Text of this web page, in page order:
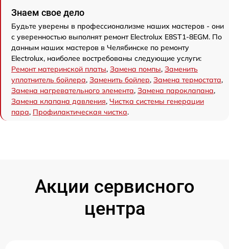
Знаем свое дело
Будьте уверены в профессионализме наших мастеров - они
с уверенностью выполнят ремонт Electrolux E8ST1-8EGM. По
данным наших мастеров в Челябинске по ремонту
Electrolux, наиболее востребованы следующие услуги:
Ремонт материнской платы, Замена помпы, Заменить
уплотнитель бойлера, Заменить бойлер, Замена термостата,
Замена нагревательного элемента, Замена пароклапана,
Замена клапана давления, Чистка системы генерации
пара, Профилактическая чистка.
Акции сервисного
центра